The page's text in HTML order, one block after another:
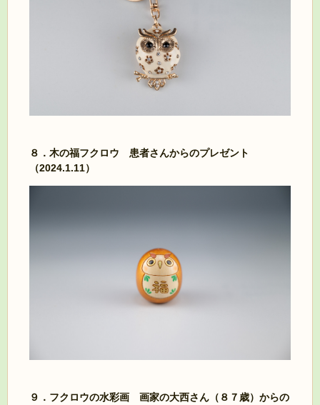
８．木の福フクロウ 患者さんからのプレゼント
（2024.1.11）
９．フクロウの水彩画 画家の大西さん（８７歳）からの